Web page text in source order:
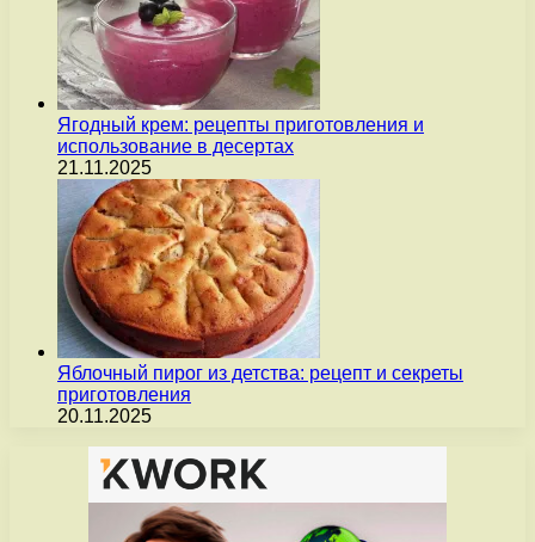
Ягодный крем: рецепты приготовления и
использование в десертах
21.11.2025
Яблочный пирог из детства: рецепт и секреты
приготовления
20.11.2025